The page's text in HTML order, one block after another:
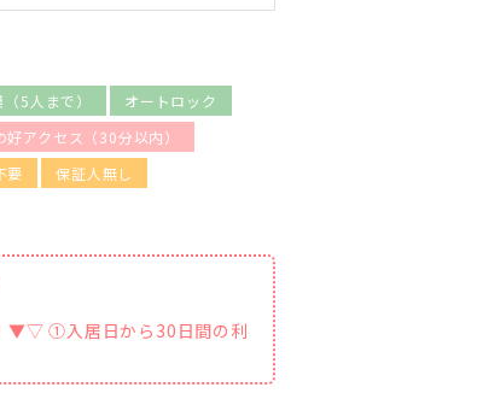
5人まで）
オートロック
好アクセス（30分以内）
要
保証人無し
▼▽ ①入居日から30日間の利